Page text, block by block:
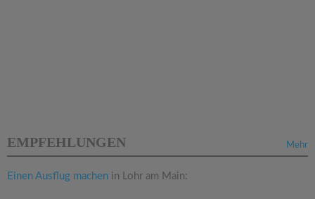
Mehr
EMPFEHLUNGEN
Einen Ausflug machen in Lohr am Main: